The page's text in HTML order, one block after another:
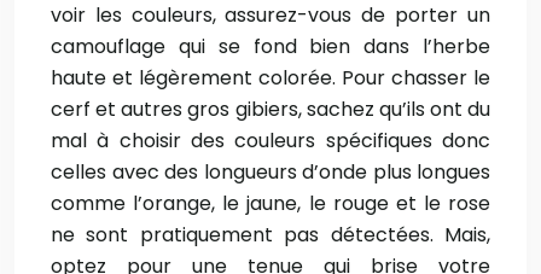
voir les couleurs, assurez-vous de porter un
camouflage qui se fond bien dans l’herbe
haute et légèrement colorée. Pour chasser le
cerf et autres gros gibiers, sachez qu’ils ont du
mal à choisir des couleurs spécifiques donc
celles avec des longueurs d’onde plus longues
comme l’orange, le jaune, le rouge et le rose
ne sont pratiquement pas détectées. Mais,
optez pour une tenue qui brise votre